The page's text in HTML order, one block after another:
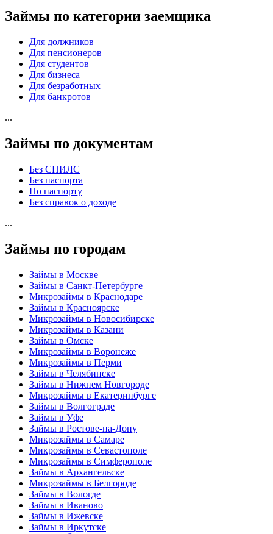
Займы по категории заемщика
Для должников
Для пенсионеров
Для студентов
Для бизнеса
Для безработных
Для банкротов
...
Займы по документам
Без СНИЛС
Без паспорта
По паспорту
Без справок о доходе
...
Займы по городам
Займы в Москве
Займы в Санкт-Петербурге
Микрозаймы в Краснодаре
Займы в Красноярске
Микрозаймы в Новосибирске
Микрозаймы в Казани
Займы в Омске
Микрозаймы в Воронеже
Микрозаймы в Перми
Займы в Челябинске
Займы в Нижнем Новгороде
Микрозаймы в Екатеринбурге
Займы в Волгограде
Займы в Уфе
Займы в Ростове-на-Дону
Микрозаймы в Самаре
Микрозаймы в Севастополе
Микрозаймы в Симферополе
Займы в Архангельске
Микрозаймы в Белгороде
Займы в Вологде
Займы в Иваново
Займы в Ижевске
Займы в Иркутске